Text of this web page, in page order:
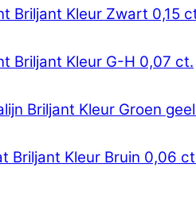
Briljant Kleur Zwart 0,15
Briljant Kleur G-H 0,07 ct.
Briljant Kleur Groen
Briljant Kleur Bruin 0,06